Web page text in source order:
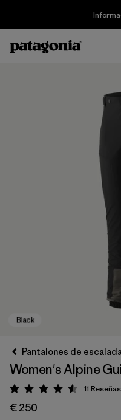
Pantalones de
Women's Alpine
Puntuación: 4.5 / 5
11 Reseñas
€ 250